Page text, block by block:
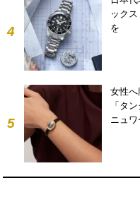
4
ック
を
5
女性へ
「タ
ニュ